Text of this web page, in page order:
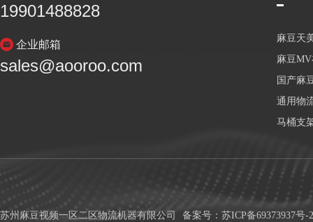
19901488828
企业邮箱
sales@aooroo.com
麻豆天
麻豆
国产麻
通用物
马桶支
苏州麻豆视频一区二区物流机器有限公司 备案号： 苏ICP备69373937号-2